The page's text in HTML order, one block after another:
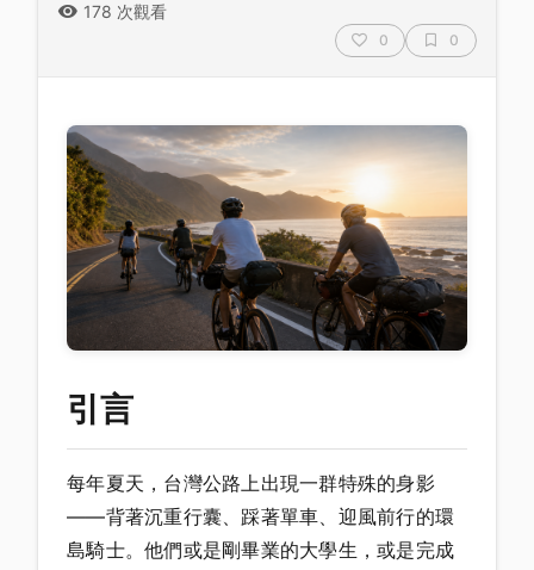
178 次觀看
0 0
引言
每年夏天，台灣公路上出現一群特殊的身影
——背著沉重行囊、踩著單車、迎風前行的環
島騎士。他們或是剛畢業的大學生，或是完成